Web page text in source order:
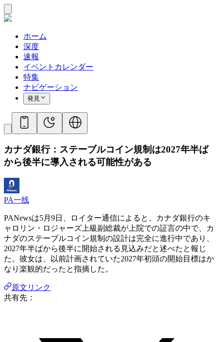
ホーム
深度
速報
イベントカレンダー
特集
ナビゲーション
発見
カナダ銀行：ステーブルコイン規制は2027年半ば
から後半に導入される可能性がある
PA一线
PANewsは5月9日、ロイター通信によると、カナダ銀行のキ
ャロリン・ロジャーズ上級副総裁が上院での証言の中で、カ
ナダのステーブルコイン規制の設計は完全に進行中であり、
2027年半ばから後半に開始される見込みだと述べたと報じ
た。彼女は、以前計画されていた2027年初頭の開始目標はか
なり楽観的だったと指摘した。
原文リンク
共有先：